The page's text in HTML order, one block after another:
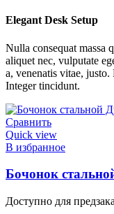
Elegant Desk Setup
Nulla consequat massa
aliquet nec, vulputate
a, venenatis vitae,
Integer tincidunt.
Сравнить
Quick view
В избранное
Бочонок
Доступно для